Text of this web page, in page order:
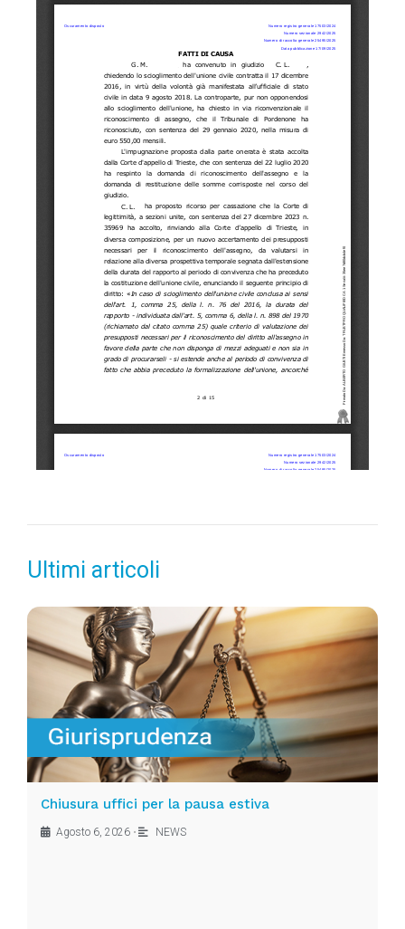
Ultimi articoli
Chiusura uffici per la pausa estiva
Agosto 6, 2026 • NEWS